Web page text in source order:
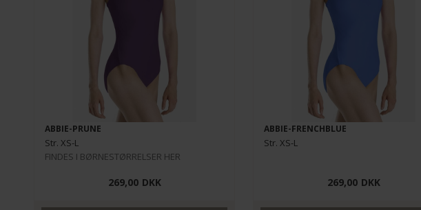
ABBIE-PRUNE
Str. XS-L
FINDES I BØRNESTØRRELSER HER
269,00 DKK
ABBIE-FRENCHBLUE
Str. XS-L
269,00 DKK